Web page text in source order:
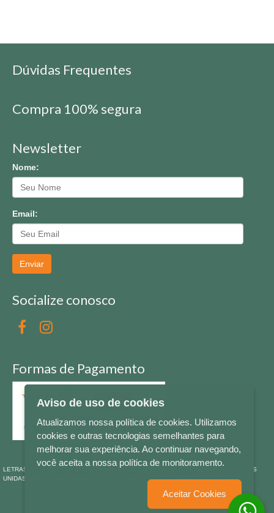
Dúvidas Frequentes
Compra 100% segura
Newsletter
Nome:
Email:
Enviar
Socialize conosco
Formas de Pagamento
LETRAS & CIA - CNPJ n° 88.587.548/0001-20 - Térreo Bourbon Shopping - AV. NAÇÕES
UNIDAS , 2001 - Lojas 1064/1065 - RIO BRANCO - - NOVO HAMBURGO - RS
Aviso de uso de cookies
Atualizamos nossa política de cookies. Utilizamos
cookies e outras tecnologias semelhantes para
melhorar sua experiência. Ao continuar navegando,
você aceita a nossa política de monitoramento.
Aceitar Cookies